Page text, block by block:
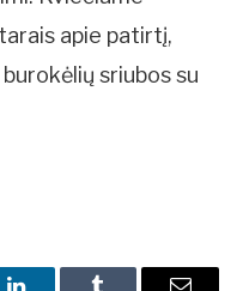
apie patirtį,
sriubos su